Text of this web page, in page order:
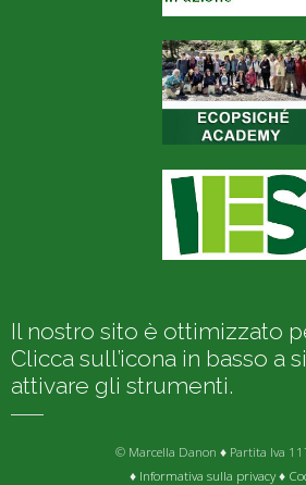
Il nostro sito è ottimizzato
Clicca sull’icona in basso a
attivare gli strumenti.
© Marcella Danon ♦ Partita Iva
♦ Informativa sulla privacy♦